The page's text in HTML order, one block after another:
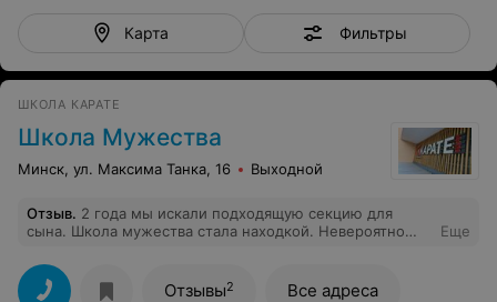
Карта Фильтры
ШКОЛА КАРАТЕ
Школа Мужества
Минск, ул. Максима Танка, 16 Выходной
Отзыв. 2 года мы искали подходящую секцию для
сына. Школа мужества стала находкой. Невероятно
родителями. Организовываются встречи с
психологами, проводятся родительские собрания и
Еще
Отзывы2 Все адреса